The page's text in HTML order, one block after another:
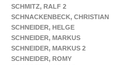
SCHMITZ, RALF 2
SCHNACKENBECK, CHRISTIAN
SCHNEIDER, HELGE
SCHNEIDER, MARKUS
SCHNEIDER, MARKUS 2
SCHNEIDER, ROMY